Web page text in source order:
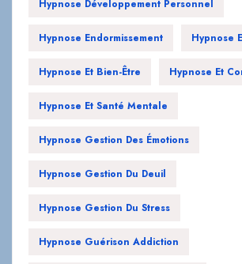
Hypnose Développement Personnel
Hypnose Endormissement Hypnose
Hypnose Et Bien-Être Hypnose Et
Hypnose Et Santé Mentale
Hypnose Gestion Des Émotions
Hypnose Gestion Du Deuil
Hypnose Gestion Du Stress
Hypnose Guérison Addiction